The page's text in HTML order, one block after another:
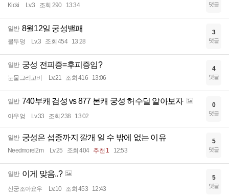
Kicki Lv.3 조회 290 13:34 댓글
일반 8월12일 궁성밸패
불두덩 Lv.3 조회 454 13:28
3
댓글
일반 궁성 전피증=후피증임?
눈물그리고비 Lv.21 조회 416 13:06
4
댓글
일반 740부캐 검성 vs 877 본캐 궁성 허수딜 알아보자
아우엉 Lv.33 조회 238 13:02
0
댓글
일반 궁성은 섭종까지 깔개 일 수 밖에 없는 이유
Needmorel2m Lv.25 조회 404 추천 1 12:53
5
댓글
일반 이게 맞음..?
신궁조아요우 Lv.10 조회 453 12:43
5
댓글